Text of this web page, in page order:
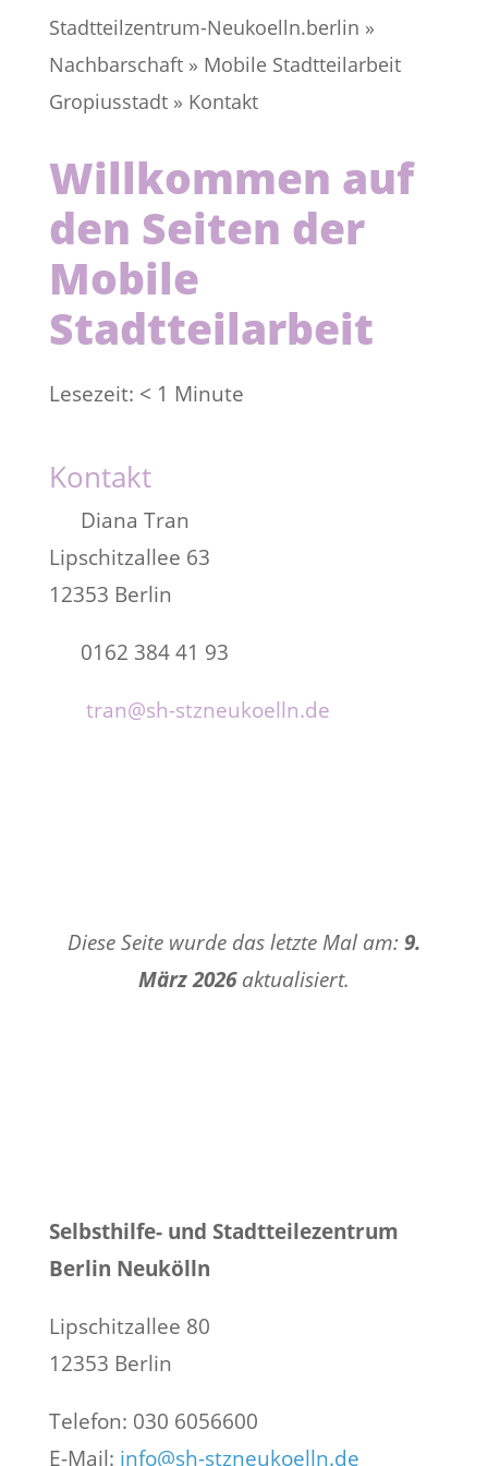
Stadtteilzentrum-Neukoelln.berlin »
Nachbarschaft» Mobile Stadtteilarbeit
Gropiusstadt» Kontakt
Willkommen auf
den Seiten der
Mobile
Stadtteilarbeit
Lesezeit: < 1 Minute
Kontakt
Diana Tran
Lipschitzallee 63
12353 Berlin
0162 384 41 93
tran@sh-stzneukoelln.de
Diese Seite wurde das letzte Mal am: 9.
März 2026aktualisiert.
Selbsthilfe- und Stadtteilezentrum
Berlin Neukölln
Lipschitzallee 80
12353 Berlin
Telefon: 030 6056600
E-Mail: info@sh-stzneukoelln.de